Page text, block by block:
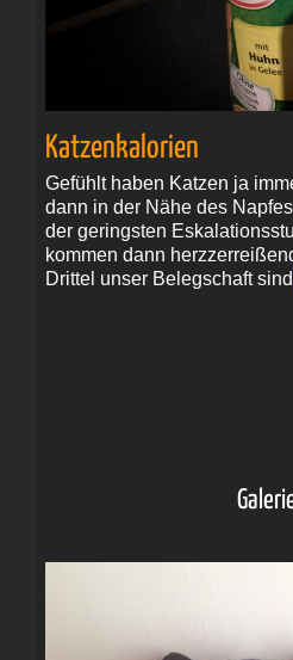
Katzenkalorien
Gefühlt haben Katzen ja
dann in der Nähe des
der geringsten
kommen dann
Drittel unser Belegschaft sind